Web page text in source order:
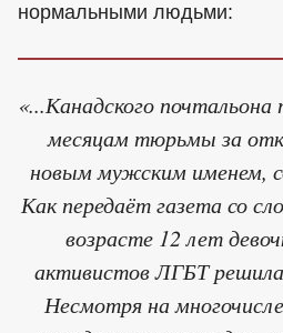
нормальными людьми:
«...Канадского
месяцам тюрьмы за
новым мужским именем,
Как передаёт газета со
возрасте 12 лет
активистов ЛГБТ
Несмотря на